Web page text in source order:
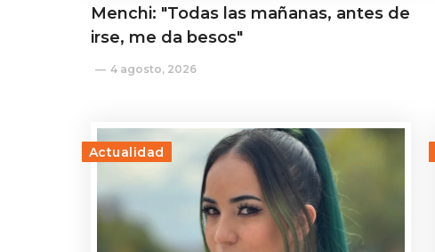
Menchi: "Todas las mañanas, antes de
irse, me da besos"
4 agosto, 2026
Actualidad